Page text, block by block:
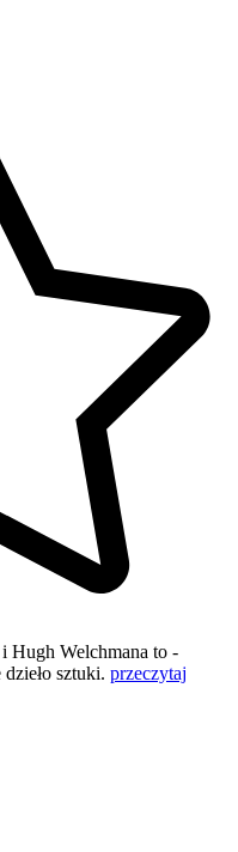
Welchmana to -
sztuki. przeczytaj